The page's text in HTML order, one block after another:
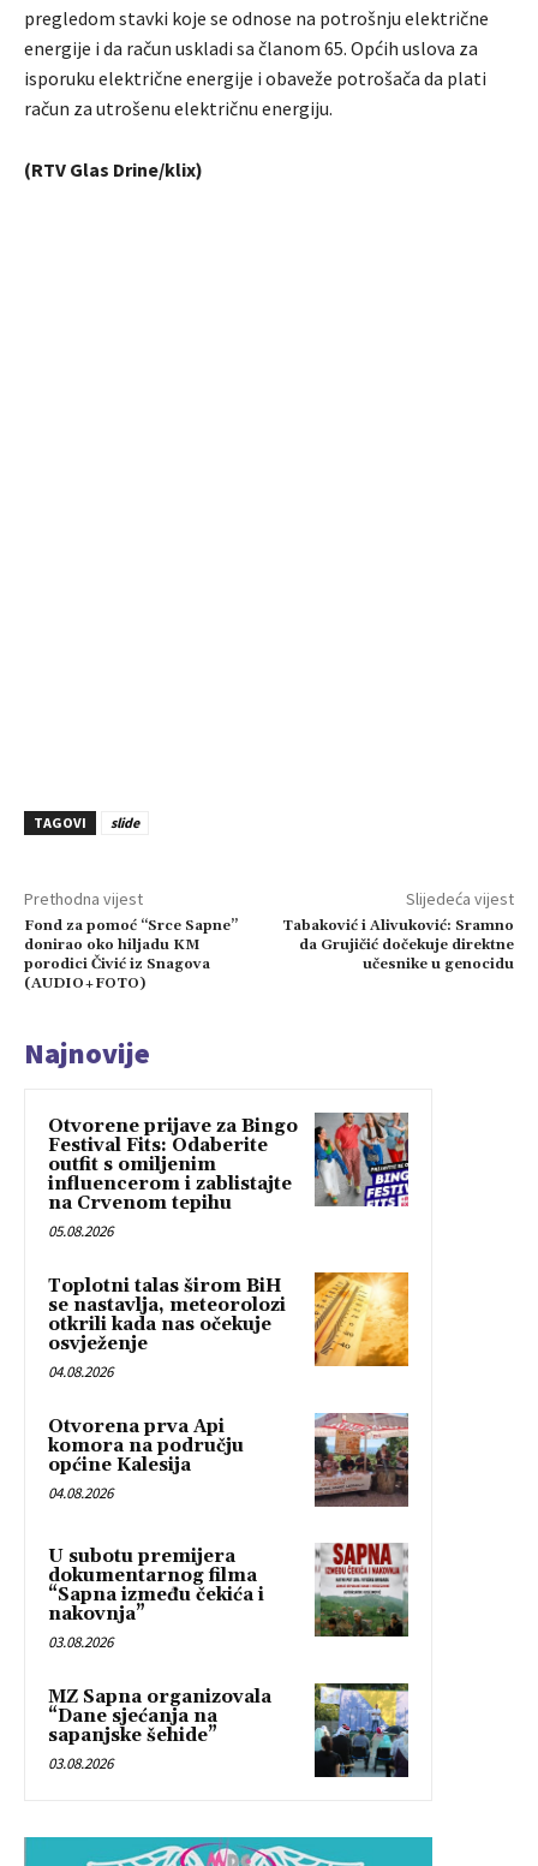
pregledom stavki koje se odnose na potrošnju električne
energije i da račun uskladi sa članom 65. Općih uslova za
isporuku električne energije i obaveže potrošača da plati
račun za utrošenu električnu energiju.
(RTV Glas Drine/klix)
TAGOVI slide
Prethodna vijest
Fond za pomoć “Srce Sapne”
donirao oko hiljadu KM
porodici Čivić iz Snagova
(AUDIO+FOTO)
Slijedeća vijest
Tabaković i Alivuković: Sramno
da Grujičić dočekuje direktne
učesnike u genocidu
Najnovije
Otvorene prijave za Bingo
Festival Fits: Odaberite
outfit s omiljenim
influencerom i zablistajte
na Crvenom tepihu
05.08.2026
Toplotni talas širom BiH
se nastavlja, meteorolozi
otkrili kada nas očekuje
osvježenje
04.08.2026
Otvorena prva Api
komora na području
općine Kalesija
04.08.2026
U subotu premijera
dokumentarnog filma
“Sapna između čekića i
nakovnja”
03.08.2026
MZ Sapna organizovala
“Dane sjećanja na
sapanjske šehide”
03.08.2026